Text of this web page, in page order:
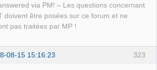
via PM! – Les questions concernant
doivent être posées sur ce forum et ne
pas traitées par MP !
323
08-15 15:16:23